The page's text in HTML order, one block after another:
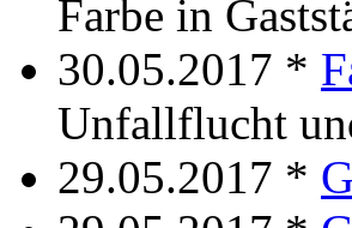
Farbe in
30.05.2017 *
Unfallflucht
29.05.2017 *